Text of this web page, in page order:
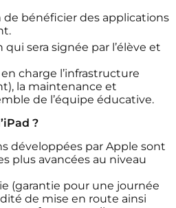
de bénéficier des applications
sera signée par l’élève et
charge l’infrastructure
la maintenance et
de l’équipe éducative.
?
développées par Apple sont
plus avancées au niveau
(garantie pour une journée
de mise en route ainsi